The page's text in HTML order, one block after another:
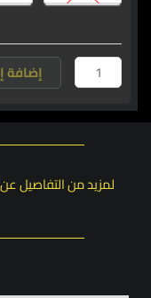
إضافة
لمزيد من التفاصيل